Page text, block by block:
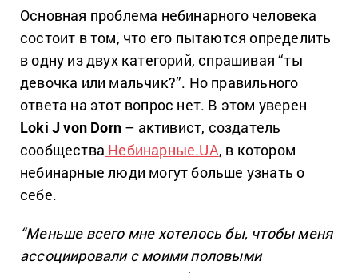
Основная проблема небинарного человека
состоит в том, что его пытаются определить
в одну из двух категорий, спрашивая “ты
девочка или мальчик?”. Но правильного
ответа на этот вопрос нет. В этом уверен
Loki J von Dorn – активист, создатель
сообщества Небинарные.UA, в котором
небинарные люди могут больше узнать о
себе.
“Меньше всего мне хотелось бы, чтобы меня
ассоциировали с моими половыми